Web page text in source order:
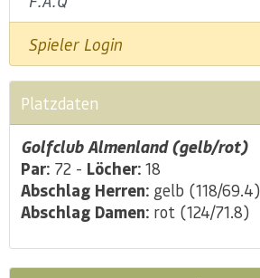
Spieler Login
Platzdaten
Golfclub Almenland (gelb/rot)
Par: 72 - Löcher: 18
Abschlag Herren: gelb (118/69.4)
Abschlag Damen: rot (124/71.8)